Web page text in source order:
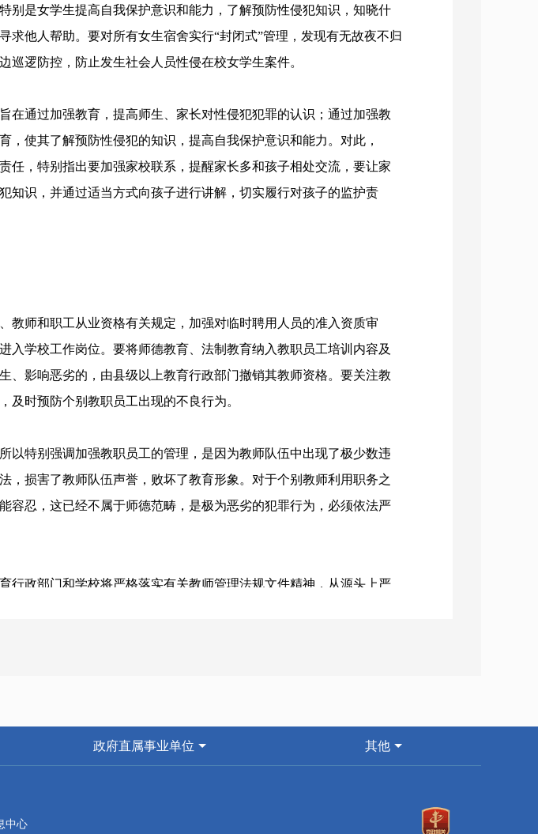
是女学生提高自我保护意识和能力，了解预防性侵犯知识，知晓什
求他人帮助。要对所有女生宿舍实行“封闭式”管理，发现有无故夜不归
巡逻防控，防止发生社会人员性侵在校女学生案件。
通过加强教育，提高师生、家长对性侵犯犯罪的认识；通过加强教
，使其了解预防性侵犯的知识，提高自我保护意识和能力。对此，
任，特别指出要加强家校联系，提醒家长多和孩子相处交流，要让家
知识，并通过适当方式向孩子进行讲解，切实履行对孩子的监护责
师和职工从业资格有关规定，加强对临时聘用人员的准入资质审
入学校工作岗位。要将师德教育、法制教育纳入教职员工培训内容及
、影响恶劣的，由县级以上教育行政部门撤销其教师资格。要关注教
及时预防个别教职员工出现的不良行为。
特别强调加强教职员工的管理，是因为教师队伍中出现了极少数违
，损害了教师队伍声誉，败坏了教育形象。对于个别教师利用职务之
容忍，这已经不属于师德范畴，是极为恶劣的犯罪行为，必须依法严
政部门和学校将严格落实有关教师管理法规文件精神，从源头上严
组织、妇联组织在预防少年儿童遭受性侵工作中各自的职责分别作
，努力构建教育、公安、共青团、妇联、家庭、社会六位一体的保护
政府直属事业单位 其他
中心